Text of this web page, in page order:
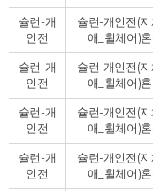
슐런-개
인전
슐런-개인전(
애_휠체어)
슐런-개
인전
슐런-개인전(
애_휠체어)
슐런-개
인전
슐런-개인전(
애_휠체어)
슐런-개
인전
슐런-개인전(
애_휠체어)